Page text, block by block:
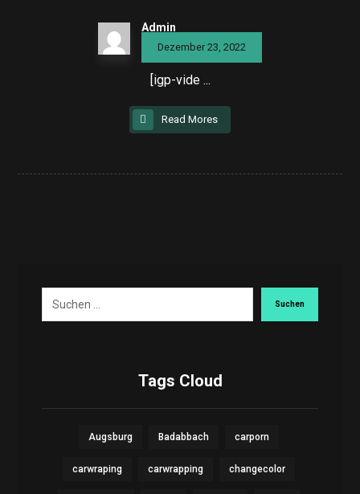
Admin
Dezember 23, 2022
[igp-vide ...
Read Mores
Suchen
Tags Cloud
Augsburg Badabbach carporn
carwraping carwrapping changecolor